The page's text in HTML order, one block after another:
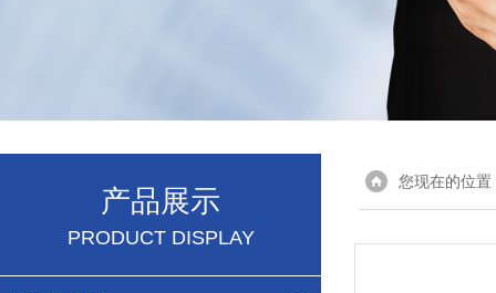
产品展示
PRODUCT DISPLAY
您现在的位置